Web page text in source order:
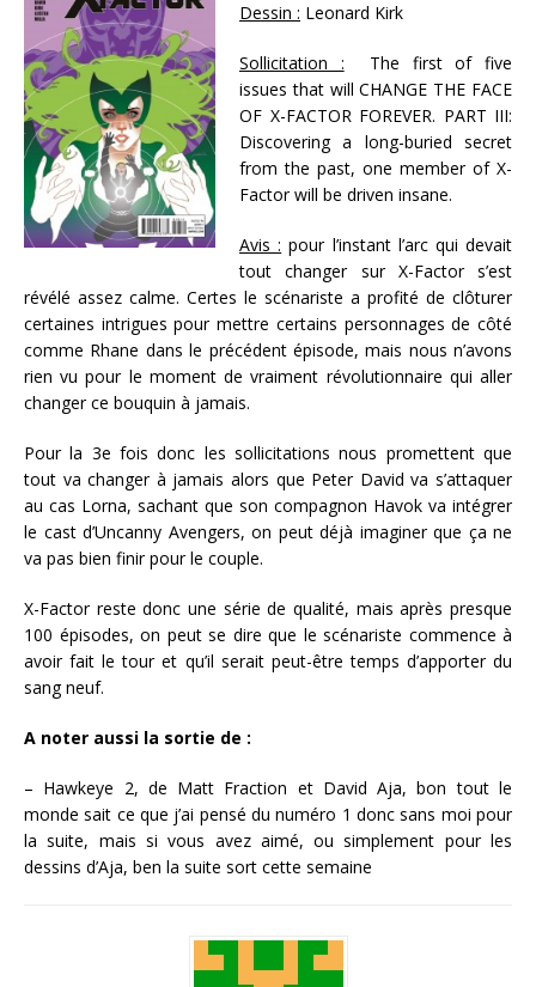
Dessin : Leonard Kirk
Sollicitation : The first of five
issues that will CHANGE THE FACE
OF X-FACTOR FOREVER. PART III:
Discovering a long-buried secret
from the past, one member of X-
Factor will be driven insane.
Avis : pour l’instant l’arc qui devait
tout changer sur X-Factor s’est
révélé assez calme. Certes le scénariste a profité de clôturer
certaines intrigues pour mettre certains personnages de côté
comme Rhane dans le précédent épisode, mais nous n’avons
rien vu pour le moment de vraiment révolutionnaire qui aller
changer ce bouquin à jamais.
Pour la 3e fois donc les sollicitations nous promettent que
tout va changer à jamais alors que Peter David va s’attaquer
au cas Lorna, sachant que son compagnon Havok va intégrer
le cast d’Uncanny Avengers, on peut déjà imaginer que ça ne
va pas bien finir pour le couple.
X-Factor reste donc une série de qualité, mais après presque
100 épisodes, on peut se dire que le scénariste commence à
avoir fait le tour et qu’il serait peut-être temps d’apporter du
sang neuf.
A noter aussi la sortie de :
– Hawkeye 2, de Matt Fraction et David Aja, bon tout le
monde sait ce que j’ai pensé du numéro 1 donc sans moi pour
la suite, mais si vous avez aimé, ou simplement pour les
dessins d’Aja, ben la suite sort cette semaine